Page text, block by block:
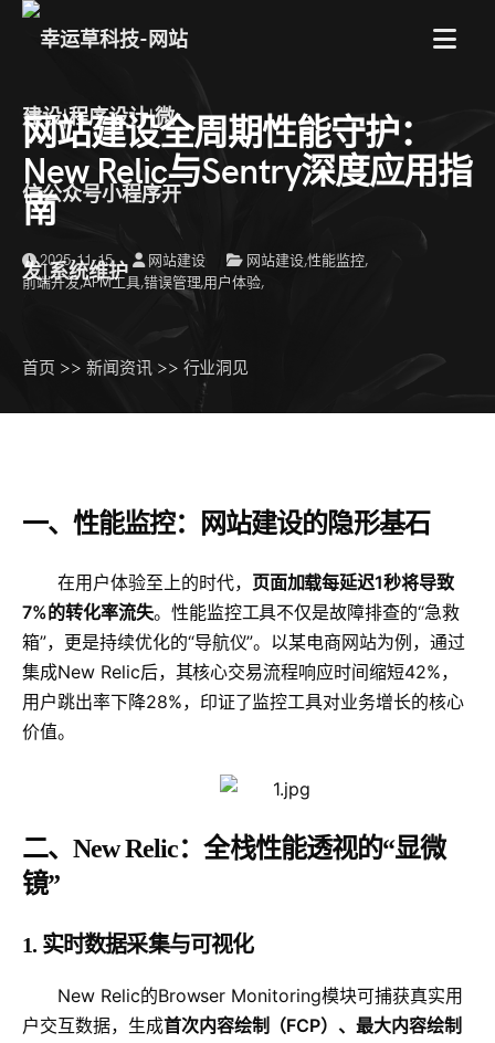
菜
网站建设全周期性能守护：
New Relic与Sentry深度应用指
南
2025-11-15 网站建设 网站建设,性能监控,
前端开发,APM工具,错误管理,用户体验,
首页 >> 新闻资讯 >> 行业洞见
一、性能监控：网站建设的隐形基石
在用户体验至上的时代， 页面加载每延迟1秒将导致
7%的转化率流失。性能监控工具不仅是故障排查的“急救
箱”，更是持续优化的“导航仪”。以某电商网站为例，通过
集成New Relic后，其核心交易流程响应时间缩短42%，
用户跳出率下降28%，印证了监控工具对业务增长的核心
价值。
二、New Relic：全栈性能透视的“显微
镜”
1. 实时数据采集与可视化
New Relic的Browser Monitoring模块可捕获真实用
户交互数据，生成首次内容绘制（FCP）、最大内容绘制